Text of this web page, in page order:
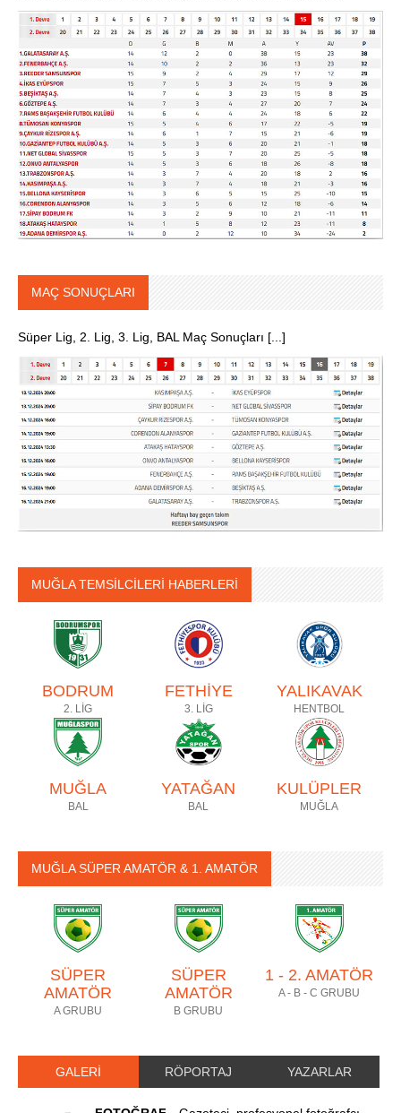
MAÇ SONUÇLARI
Süper Lig, 2. Lig, 3. Lig, BAL Maç Sonuçları [...]
MUĞLA TEMSİLCİLERİ HABERLERİ
BODRUM
2. LİG
FETHİYE
3. LİG
YALIKAVAK
HENTBOL
MUĞLA
BAL
YATAĞAN
BAL
KULÜPLER
MUĞLA
MUĞLA SÜPER AMATÖR & 1. AMATÖR
SÜPER
AMATÖR
A GRUBU
SÜPER
AMATÖR
B GRUBU
1 - 2. AMATÖR
A - B - C GRUBU
GALERİ RÖPORTAJ YAZARLAR